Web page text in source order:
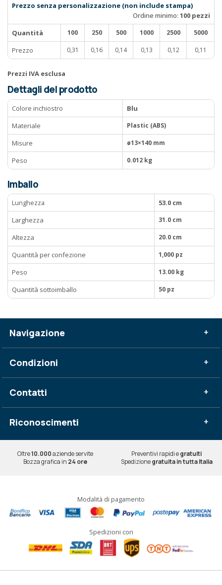
Prezzo senza personalizzazione (non include stampa)
Ordine minimo: 100 pezzi
Quantità
100 250 500 1000 2500 5000
Prezzo 0,31 0,16 0,14 0,13 0,12 0,11
Prezzi IVA esclusa
Dettagli del prodotto
Colore inchiostro
Blu
Materiale
Plastic (ABS)
Misure ø13×140 mm
Peso 0.012 kg
Imballo
Lunghezza
53.0 cm
Larghezza
31.0 cm
Altezza 20.0 cm
Quantità per confezione 1,000 pz
Peso 13.00 kg
Quantità sottoimballo 50 pz
Navigazione +
Condizioni +
Contatti +
Riconoscimenti +
Oltre10.000aziende servite Preventivi rapidi egratuiti
Bozza grafica in 24 ore Spedizionegratuita in tutta Italia
Modalità di pagamento
Spedizioni con